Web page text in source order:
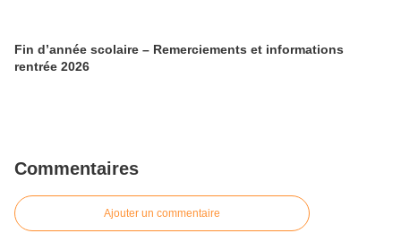
Fin d’année scolaire – Remerciements et informations
rentrée 2026
Commentaires
Ajouter un commentaire